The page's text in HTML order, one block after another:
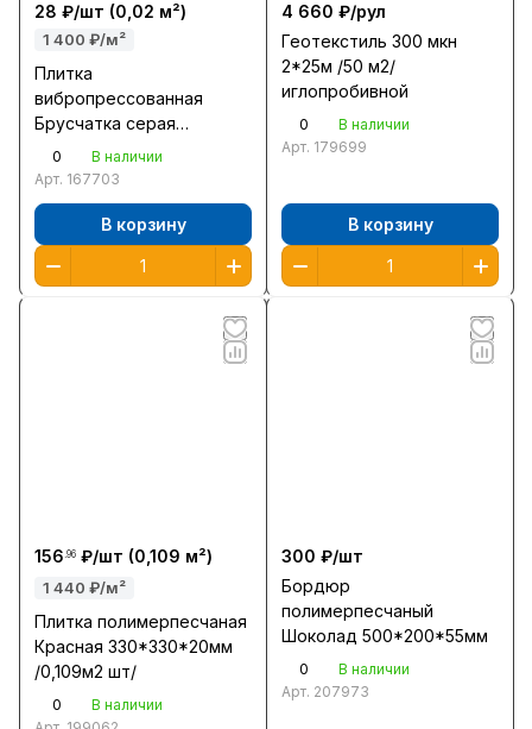
28 ₽/шт (0,02 м²)
1 400 ₽/м²
Плитка
вибропрессованная
Брусчатка серая
200*100*60мм /0,02м2
шт/Тула
0
В наличии
Арт. 167703
В корзину
4 660 ₽/рул
Геотекстиль 300 мкн
2*25м /50 м2/
иглопробивной
0
В наличии
Арт. 179699
В корзину
156.96 ₽/шт (0,109 м²)
1 440 ₽/м²
Плитка полимерпесчаная
Красная 330*330*20мм
/0,109м2 шт/
0
В наличии
300 ₽/шт
Бордюр
полимерпесчаный
Шоколад 500*200*55мм
0
В наличии
Арт. 207973